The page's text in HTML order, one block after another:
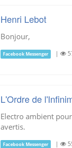
Henri Lebot
Bonjour,
Facebook Messenger |
L'Ordre de
Electro ambient
avertis.
Facebook Messenger |